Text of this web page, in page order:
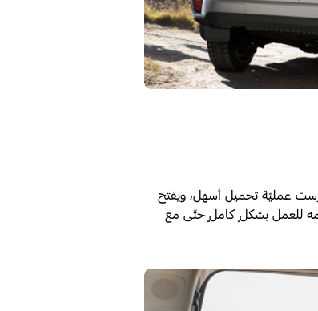
عمليّة تحميل أسهل، ويفتح
للعمل بشكلٍ كاملٍ حتّى مع